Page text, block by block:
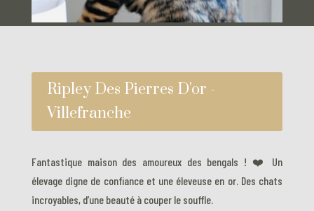
Ripley Des Pierres D'or -
Villefranche
Fantastique maison des amoureux des bengals ! ❤️ Un
élevage digne de confiance et une éleveuse en or. Des chats
incroyables, d’une beauté à couper le souffle.